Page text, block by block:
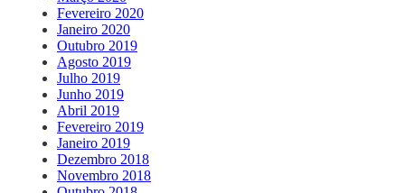
Fevereiro 2020
Janeiro 2020
Outubro 2019
Agosto 2019
Julho 2019
Junho 2019
Abril 2019
Fevereiro 2019
Janeiro 2019
Dezembro 2018
Novembro 2018